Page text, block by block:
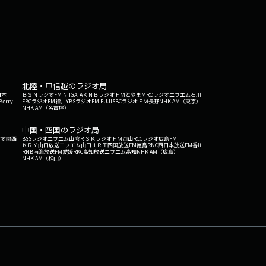
本
北陸・甲信越のラジオ局
ＢＳＮラジオFM NIIGATAＫＮＢラジオ ＦＭとやまMROラジオエフエム石川
FBCラジオFM福井YBSラジオFM FUJISBCラジオ ＦＭ長野NHK AM（東京）
NHK AM（名古屋）
関西
中国・四国のラジオ局
BSSラジオエフエム山陰ＲＳＫラジオ ＦＭ岡山RCCラジオ広島FM
ＫＲＹ山口放送エフエム山口 ＪＲＴ四国放送FM徳島RNC西日本放送FM香川
RNB南海放送FM愛媛RKC高知放送エフエム高知NHK AM（広島）
NHK AM（松山）